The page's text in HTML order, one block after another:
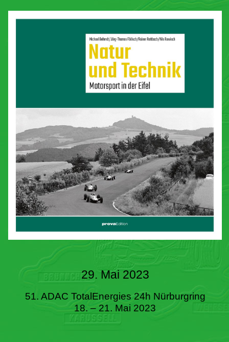
29. Mai 2023
51. ADAC TotalEnergies 24h Nürburgring
18. – 21. Mai 2023